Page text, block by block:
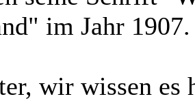
im Jahr 1907.
wir wissen es